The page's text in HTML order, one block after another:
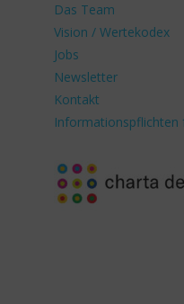
Das Team
Vision / Wertekodex
Jobs
Newsletter
Kontakt
Informationspflichten